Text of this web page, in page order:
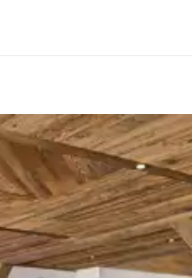
Hotte
Cave à vin
Four
Lave vaisselle
Notre conciergerie